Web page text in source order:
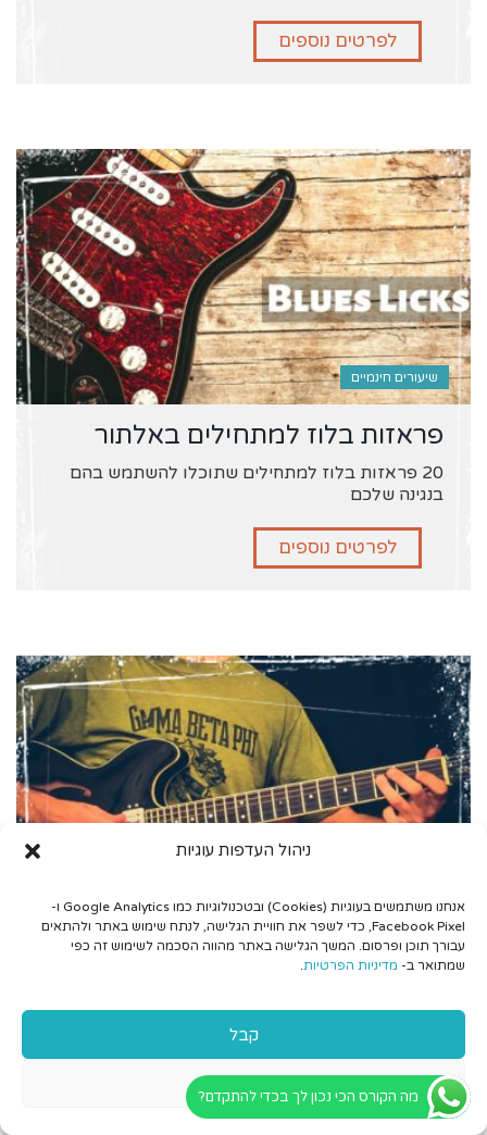
ניהול העדפות עוגיות
אנחנו משתמשים בעוגיות (Cookies) ובטכנולוגיות כמו Google Analytics ו-
Facebook Pixel, כדי לשפר את חוויית הגלישה, לנתח שימוש באתר ולהתאים
עבורך תוכן ופרסום. המשך הגלישה באתר מהווה הסכמה לשימוש זה כפי
שמתואר ב- מדיניות הפרטיות.
קבל
לפרטים נוספים
שיעורים חינמיים
פראזות בלוז למתחילים באלתור
20 פראזות בלוז למתחילים שתוכלו להשתמש בהם
בנגינה שלכם
לפרטים נוספים
פראזות גיטרה מזרחית
לפרטים נוספים
מה הקורס הכי נכון לך בכדי להתקדם?